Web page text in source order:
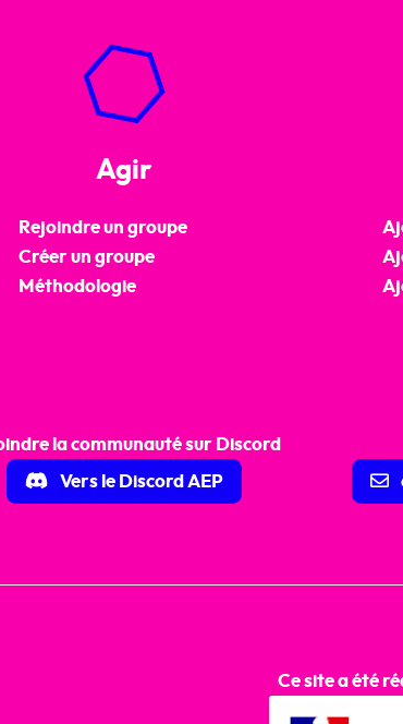
Agir
Rejoindre un groupe
Créer un groupe
Méthodologie
la communauté sur Discord
Vers le Discord AEP
Ce site a été